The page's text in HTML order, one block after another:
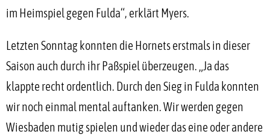
im Heimspiel gegen Fulda“, erklärt Myers.
Letzten Sonntag konnten die Hornets erstmals in dieser
Saison auch durch ihr Paßspiel überzeugen. „Ja das
klappte recht ordentlich. Durch den Sieg in Fulda konnten
wir noch einmal mental auftanken. Wir werden gegen
Wiesbaden mutig spielen und wieder das eine oder andere